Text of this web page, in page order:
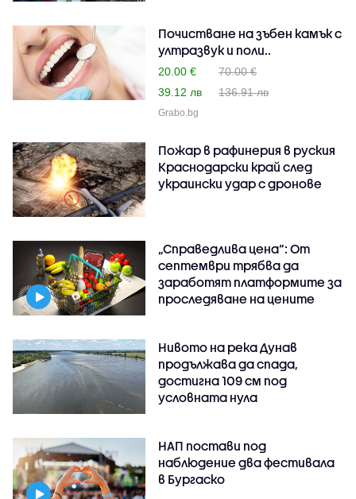
Почистване на зъбен камък с
ултразвук и поли..
20.00 €
70.00 €
39.12 лв
136.91 лв
Grabo.bg
Пожар в рафинерия в руския
Краснодарски край след
украински удар с дронове
„Справедлива цена“: От
септември трябва да
заработят платформите за
проследяване на цените
Нивото на река Дунав
продължава да спада,
достигна 109 см под
условната нула
НАП постави под
наблюдение два фестивала
в Бургаско